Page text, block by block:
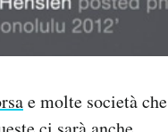
e molte società che